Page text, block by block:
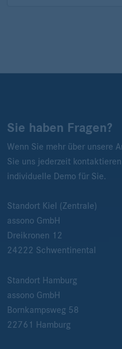
Sie haben Fragen?
Wenn Sie mehr über unsere
Sie uns jederzeit
individuelle Demo für Sie.
Standort Kiel (Zentrale)
assono GmbH
Dreikronen 12
24222 Schwentinental
Standort Hamburg
assono GmbH
Bornkampsweg 58
22761
Hamburg